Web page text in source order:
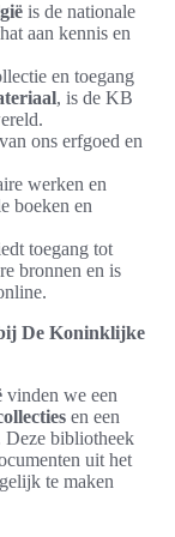
is de nationale
aan kennis en
en toegang
, is de KB
ons erfgoed en
werken en
boeken en
toegang tot
bronnen en is
De Koninklijke
vinden we een
en een
Deze bibliotheek
uit het
te maken